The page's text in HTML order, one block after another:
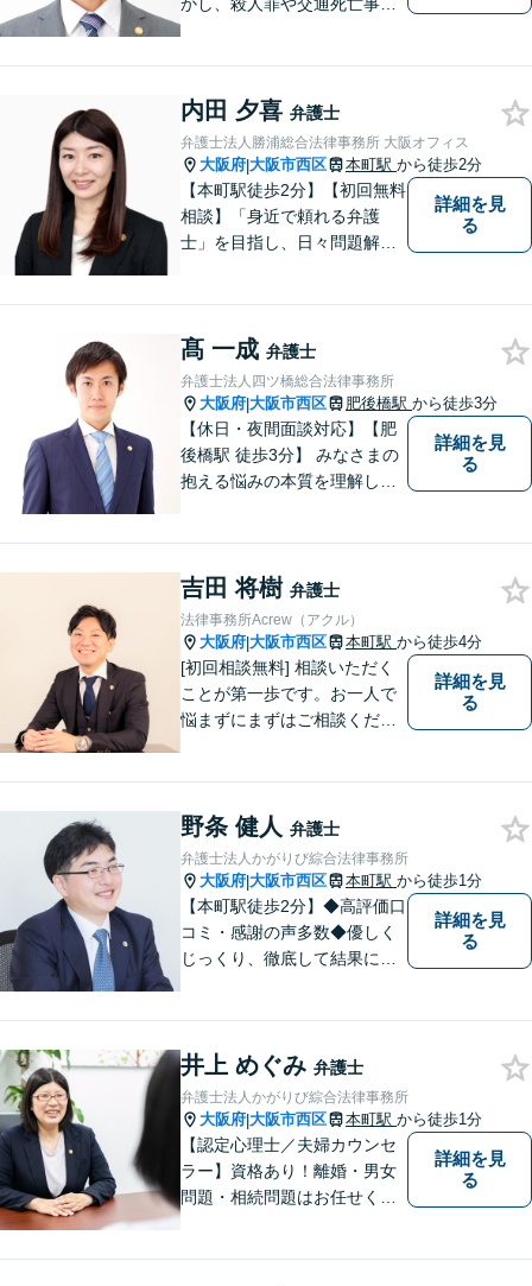
す。男女問題や労働問題な
ど、多岐に渡る分野に力を注
いでおります。ぜひお気軽に
ご相談ください。
内田 夕喜 弁護士
弁護士法人勝浦総合法律事務所 大阪オフィス
大阪府|大阪市西区 本町駅 から徒歩2分
【本町駅徒歩2分】【初回無料
相談】「身近で頼れる弁護
士」を目指し、日々問題解決
ごとがあれば、まずはお気軽
にご相談ください。
詳細を見
る
髙 一成 弁護士
弁護士法人四ツ橋総合法律事務所
大阪府|大阪市西区 肥後橋駅 から徒歩3分
【休日・夜間面談対応】【肥
後橋駅 徒歩3分】 みなさまの
抱える悩みの本質を理解し解
詳細を見
る
吉田 将樹 弁護士
法律事務所Acrew（アクル）
大阪府|大阪市西区 本町駅 から徒歩4分
[初回相談無料] 相談いただく
ことが第一歩です。お一人で
悩まずにまずはご相談くださ
詳細を見
る
野条 健人 弁護士
弁護士法人かがりび綜合法律事務所
大阪府|大阪市西区 本町駅 から徒歩1分
【本町駅徒歩2分】◆高評価口
コミ・感謝の声多数◆優しく
じっくり、徹底して結果にこ
「女性に寄り添う豊富な相談
実績」その方の人生の再出発
を全力で応援いたします【休
日・夜間相談可】
詳細を見
る
井上 めぐみ 弁護士
弁護士法人かがりび綜合法律事務所
大阪府|大阪市西区 本町駅 から徒歩1分
【認定心理士／夫婦カウンセ
ラー】資格あり！離婚・男女
問題・相続問題はお任せくだ
詳細を見
る